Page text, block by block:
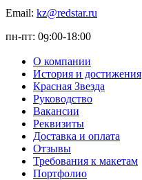
Email: kz@redstar.ru
пн-пт: 09:00-18:00
О компании
История и достижения
Красная Звезда
Руководство
Вакансии
Реквизиты
Доставка и оплата
Отзывы
Требования к макетам
Портфолио